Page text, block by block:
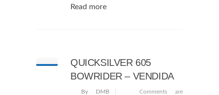
Read more
QUICKSILVER 605
BOWRIDER – VENDIDA
By DMB
Comments are